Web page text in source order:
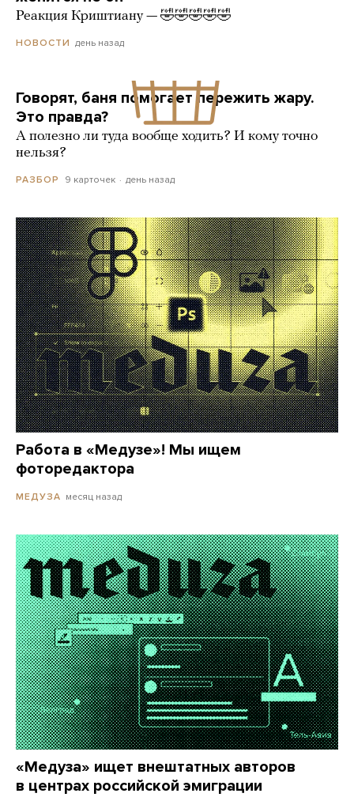
Реакция Криштиану — 🤣🤣🤣🤣🤣
НОВОСТИ день назад
Говорят, баня помогает пережить жару.
Это правда?
А полезно ли туда вообще ходить? И кому точно
нельзя?
РАЗБОР 9 карточек день назад
Работа в «Медузе»! Мы ищем
фоторедактора
МЕДУЗА месяц назад
«Медуза» ищет внештатных авторов
в центрах российской эмиграции